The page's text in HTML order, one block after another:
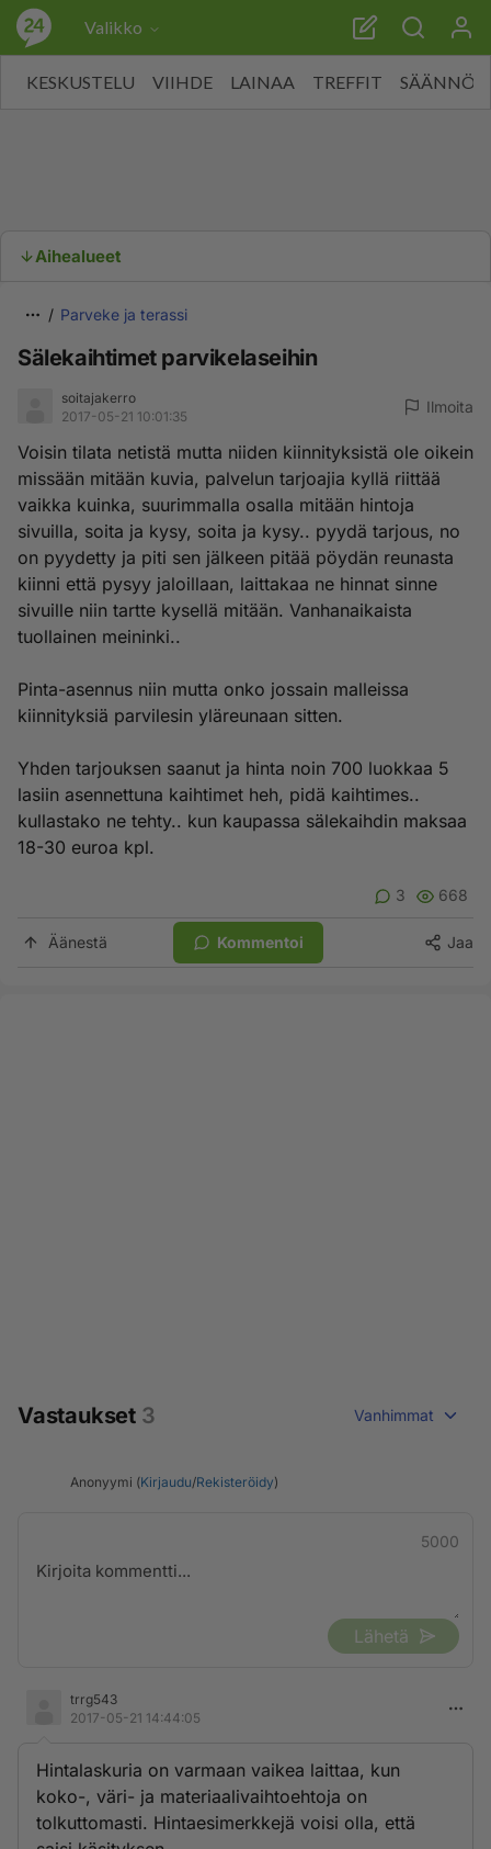
Valikko
KESKUSTELU VIIHDE LAINAA TREFFIT SÄÄNNÖT
Aihealueet
Parveke ja terassi
Sälekaihtimet parvikelaseihin
soitajakerro
2017-05-21 10:01:35
Ilmoita
Voisin tilata netistä mutta niiden kiinnityksistä ole oikein
missään mitään kuvia, palvelun tarjoajia kyllä riittää
vaikka kuinka, suurimmalla osalla mitään hintoja
sivuilla, soita ja kysy, soita ja kysy.. pyydä tarjous, no
on pyydetty ja piti sen jälkeen pitää pöydän reunasta
kiinni että pysyy jaloillaan, laittakaa ne hinnat sinne
sivuille niin tartte kysellä mitään. Vanhanaikaista
tuollainen meininki..
Pinta-asennus niin mutta onko jossain malleissa
kiinnityksiä parvilesin yläreunaan sitten.
Yhden tarjouksen saanut ja hinta noin 700 luokkaa 5
lasiin asennettuna kaihtimet heh, pidä kaihtimes..
kullastako ne tehty.. kun kaupassa sälekaihdin maksaa
18-30 euroa kpl.
3 668
Äänestä Kommentoi Jaa
Vastaukset 3 Vanhimmat
Anonyymi (Kirjaudu/Rekisteröidy)
5000
Lähetä
trrg543
2017-05-21 14:44:05
Hintalaskuria on varmaan vaikea laittaa, kun
koko-, väri- ja materiaalivaihtoehtoja on
tolkuttomasti. Hintaesimerkkejä voisi olla, että